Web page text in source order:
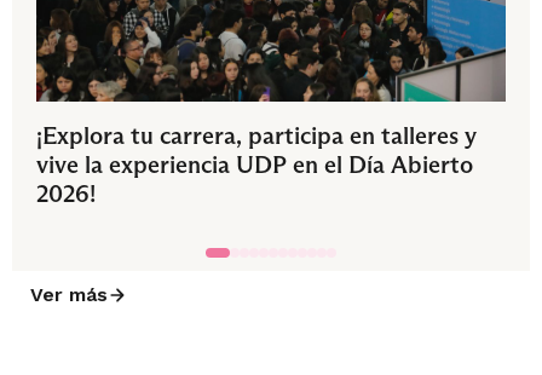
¡Explora tu carrera, participa en talleres y
vive la experiencia UDP en el Día Abierto
2026!
Ver más